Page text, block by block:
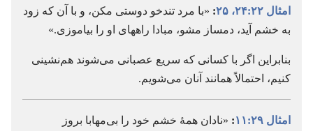
امثال ۲۲:‏۲۴،‏ ۲۵ :‏ «با مرد تندخو دوستی مکن،‏ و با آن که زود
به خشم آید،‏ دمساز مشو،‏ مبادا راههای او را بیاموزی.‏»
بنابراین اگر با کسانی که سریع عصبانی می‌شوند هم‌نشینی
کنیم،‏ احتمالاً همانند آنان می‌شویم.‏
امثال ۲۹:‏۱۱ :‏ «نادان همهٔ خشم خود را بی‌مهابا بروز